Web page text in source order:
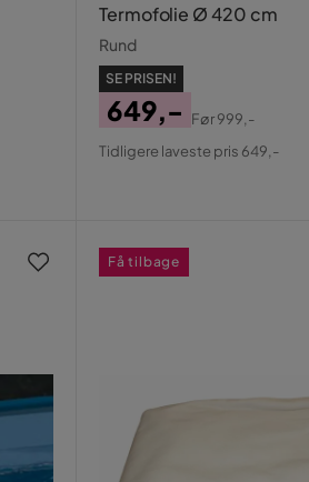
Termofolie Ø 420 cm
Rund
SE PRISEN!
Pris
649,-
Original
Før999,-
Tidligere laveste pris 649,-
Få tilbage